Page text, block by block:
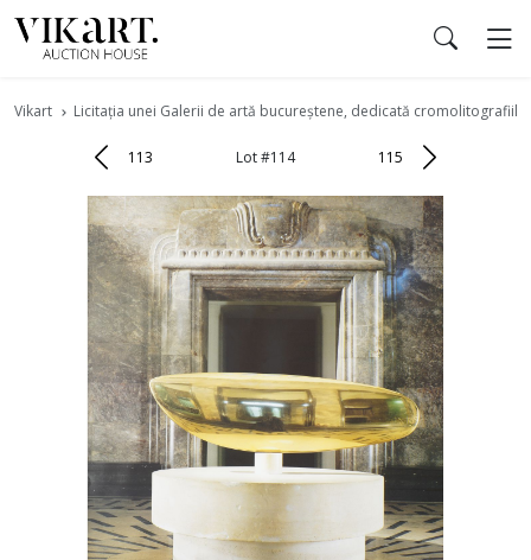
Vikart Licitația unei Galerii de artă bucureștene, dedicată
113 Lot #114 115